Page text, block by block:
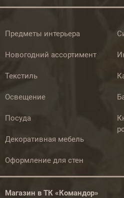
Предметы интерьера
Новогодний ассортимент
Текстиль
Освещение
Посуда
Декоративная мебель
Оформление для стен
Магазин в ТК «Командор»